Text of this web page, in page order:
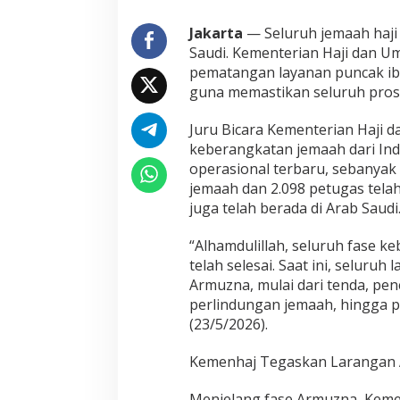
u
d
i
,
K
m
e
n
h
a
j
o
k
u
s
M
a
n
Jakarta — Seluruh jemaah
Saudi. Kementerian Haji dan
pematangan layanan puncak
guna memastikan seluruh
Juru Bicara Kementerian Haji
keberangkatan jemaah dari
operasional terbaru,
jemaah dan 2.098 petugas
juga telah berada di Arab Saudi.
“Alhamdulillah, seluruh fase
telah selesai. Saat ini, seluruh
Armuzna, mulai dari tenda,
perlindungan jemaah, hingga
(23/5/2026).
Kemenhaj Tegaskan